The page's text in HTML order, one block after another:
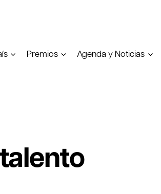
Premios Agenda y Noticias